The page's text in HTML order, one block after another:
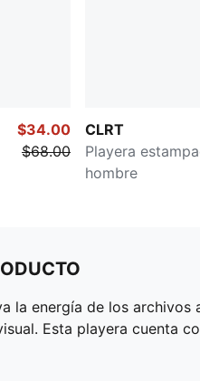
$34.00
$68.00
CLRT
Playera
hombre
la energía de los
Esta playera cuenta